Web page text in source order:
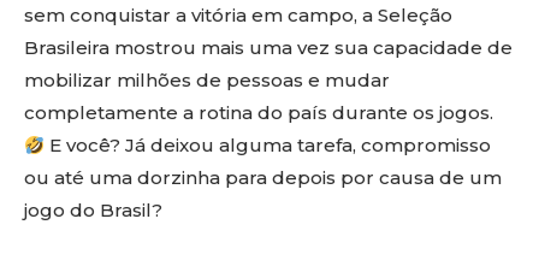
sem conquistar a vitória em campo, a Seleção
Brasileira mostrou mais uma vez sua capacidade de
mobilizar milhões de pessoas e mudar
completamente a rotina do país durante os jogos.
E você? Já deixou alguma tarefa, compromisso
ou até uma dorzinha para depois por causa de um
jogo do Brasil?